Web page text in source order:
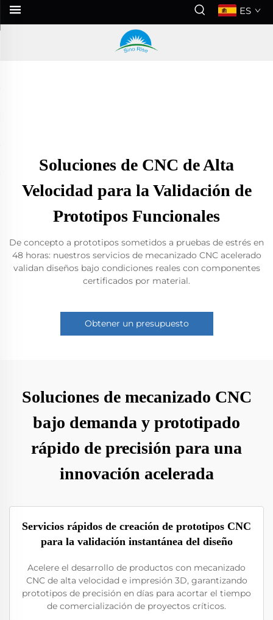
ES
Soluciones de CNC de Alta
Velocidad para la Validación de
Prototipos Funcionales
De concepto a prototipos sometidos a pruebas de estrés en
48 horas: nuestros servicios de mecanizado CNC acelerado
validan diseños bajo condiciones reales con componentes
certificados por material.
Obtener un presupuesto
Soluciones de mecanizado CNC
bajo demanda y prototipado
rápido de precisión para una
innovación acelerada
Servicios rápidos de creación de prototipos CNC
para la validación instantánea del diseño
Acelere el desarrollo de productos con mecanizado
CNC de alta velocidad e impresión 3D, garantizando
prototipos de precisión en días para acortar el tiempo
de comercialización de proyectos críticos.